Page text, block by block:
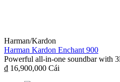
Harman/Kardon
Harman Kardon Enchant 900
Powerful all-in-one soundbar with
₫ 16,900,000 Cái